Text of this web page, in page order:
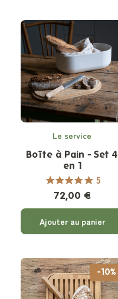
Le service
Boîte à Pain - Set 4
en 1
5
72,00 €
Ajouter au panier
-10%